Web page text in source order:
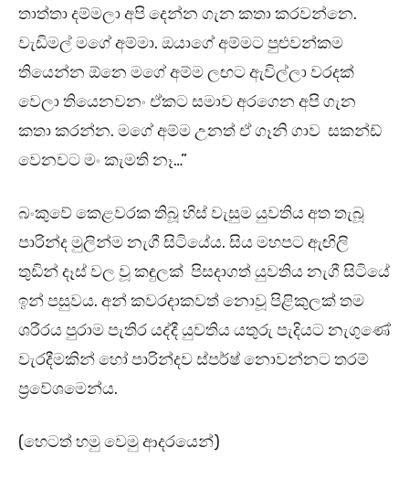
තාත්තා දම්මලා අපි දෙන්න ගැන කතා කරවන්නෙ.
වැඩිමල් මගේ අම්මා. ඔයාගේ අම්මට පුළුවන්කම
තියෙන්න ඕනෙ මගේ අම්ම ලඟට ඇවිල්ලා වරදක්
වෙලා තියෙනවනං ඒකට සමාව අරගෙන අපි ගැන
කතා කරන්න. මගේ අම්ම උනත් ඒ ගෑනි ගාව සකන්ඩ්
වෙනවට මං කැමති නෑ…”
බංකුවේ කෙළවරක තිබූ හිස් වැසුම යුවතිය අත තැබූ
පාරින්ද මුලින්ම නැගී සිටියේය. සිය මහපට ඇඟිලි
තුඩින් දෑස් වල වූ කඳුලක් පිසදාගත් යුවතිය නැගී සිටියේ
ඉන් පසුවය. අන් කවරදාකවත් නොවූ පිළිකුලක් තම
ශරීරය පුරාම පැතිර යද්දී යුවතිය යතුරු පැදියට නැගුණේ
වැරදීමකින් හෝ පාරින්දව ස්පර්ෂ් නොවන්නට තරම්
ප්‍රවේශමෙන්ය.
(හෙටත් හමු වෙමු ආදරයෙන්)